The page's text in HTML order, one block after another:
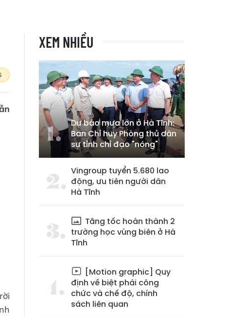
XEM NHIỀU
Dự báo mưa lớn ở Hà Tĩnh:
Ban Chỉ huy Phòng thủ dân
sự tỉnh chỉ đạo "nóng"
Vingroup tuyển 5.680 lao
động, ưu tiên người dân
Hà Tĩnh
Tăng tốc hoàn thành 2
trường học vùng biên ở Hà
Tĩnh
[Motion graphic] Quy
định về biệt phái công
chức và chế độ, chính
sách liên quan